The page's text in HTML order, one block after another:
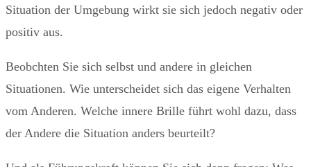
Situation der Umgebung wirkt sie sich jedoch negativ oder
positiv aus.
Beobchten Sie sich selbst und andere in gleichen
Situationen. Wie unterscheidet sich das eigene Verhalten
vom Anderen. Welche innere Brille führt wohl dazu, dass
der Andere die Situation anders beurteilt?